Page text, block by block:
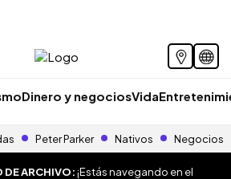
Dinero y negociosVida
Peter Parker Nativos Negocios
DE ARCHIVO:¡Estás navegando en el